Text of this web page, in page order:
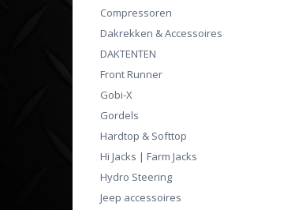
Compressoren
Dakrekken & Accessoires
DAKTENTEN
Front Runner
Gobi-X
Gordels
Hardtop & Softtop
Hi Jacks | Farm Jacks
Hydro Steering
Jeep accessoires